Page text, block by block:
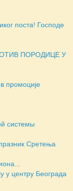
поста! Господе
ПОРОДИЦЕ У
промоције
системы
Сретења
у центру Београда